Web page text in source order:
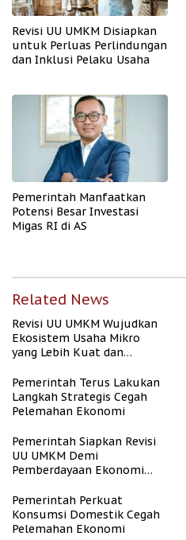
Revisi UU UMKM Disiapkan
untuk Perluas Perlindungan
dan Inklusi Pelaku Usaha
Pemerintah Manfaatkan
Potensi Besar Investasi
Migas RI di AS
Related News
Revisi UU UMKM Wujudkan
Ekosistem Usaha Mikro
yang Lebih Kuat dan
Pemerintah Terus Lakukan
Langkah Strategis Cegah
Pelemahan Ekonomi
Pemerintah Siapkan Revisi
UU UMKM Demi
Pemberdayaan Ekonomi
Pemerintah Perkuat
Konsumsi Domestik Cegah
Pelemahan Ekonomi